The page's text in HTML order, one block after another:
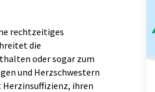
rechtzeitiges
die
oder sogar zum
und Herzschwestern
ihren